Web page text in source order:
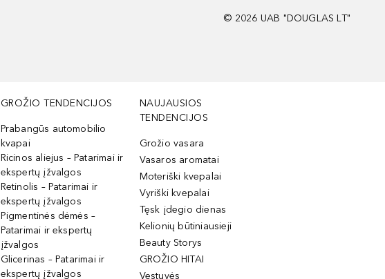
© 2026 UAB "DOUGLAS LT"
GROŽIO TENDENCIJOS
Prabangūs automobilio
kvapai
Ricinos aliejus – Patarimai ir
ekspertų įžvalgos
Retinolis – Patarimai ir
ekspertų įžvalgos
Pigmentinės dėmės –
Patarimai ir ekspertų
įžvalgos
Glicerinas – Patarimai ir
ekspertų įžvalgos
NAUJAUSIOS
TENDENCIJOS
Grožio vasara
Vasaros aromatai
Moteriški kvepalai
Vyriški kvepalai
Tęsk įdegio dienas
Kelionių būtiniausieji
Beauty Storys
GROŽIO HITAI
Vestuvės